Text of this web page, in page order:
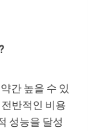
간 높을 수 있
반적인 비용
성능을 달성